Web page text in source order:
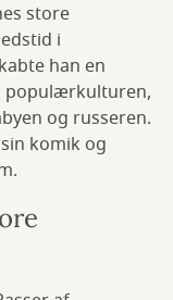
store
i
han en
populærkulturen,
og russeren.
komik og